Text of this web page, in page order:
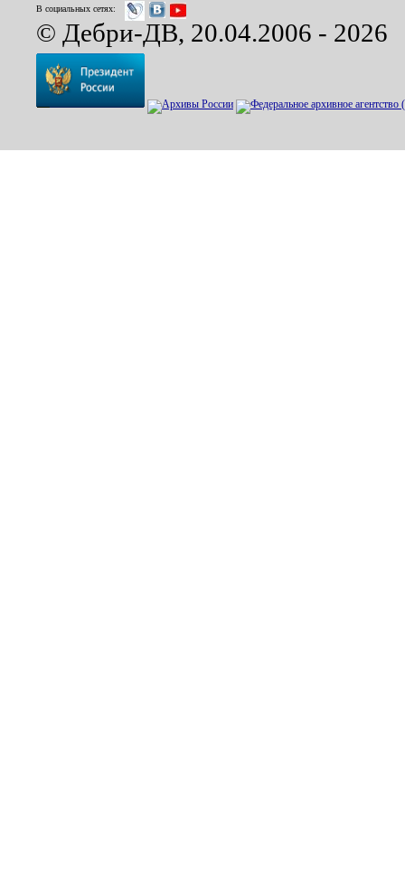
В социальных сетях:
© Дебри-ДВ, 20.04.2006 - 2026